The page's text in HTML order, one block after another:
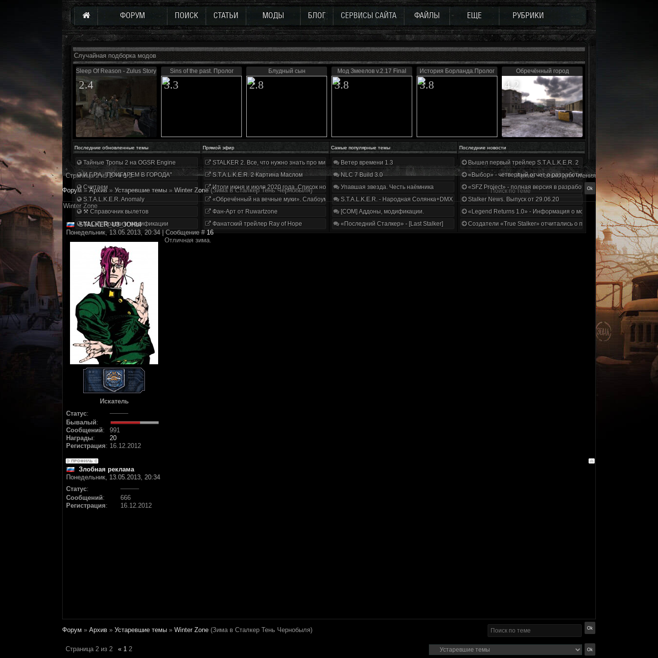
ФОРУМ ПОИСК СТАТЬИ МОДЫ БЛОГ СЕРВИСЫ САЙТА ФАЙЛЫ ЕЩЕ РУБРИКИ
Случайная подборка модов
Sleep Of Reason - Zulus Story 0.5
2.4
Sins of the past. Пролог
3.3
Блудный сын
2.8
Мод Змеелов v.2.17 Final
3.8
История Борланда.Пролог
3.8
Обречённый город
4.2
Последние обновленные темы Прямой эфир Самые популярные темы Последние новости
Тайные Тропы 2 на OGSR Engine
И.Г.Р.А. "ПОИГАРЕМ В ГОРОДА"
Считаем
S.T.A.L.K.E.R. Anomaly
⚒ Справочник вылетов
NLC 7. Правки и модификации
STALKER 2. Все, что нужно знать про мир, геймплей и сюжет | Разбор трейлера
S.T.A.L.K.E.R. 2 Картина Маслом
Итоги июня и июля 2020 года. Список нововведений
«Обречённый на вечные муки». Слабоумие и отвага
Фан-Арт от Ruwartzone
Фанатский трейлер Ray of Hope
Ветер времени 1.3
NLC 7 Build 3.0
Упавшая звезда. Честь наёмника
S.T.A.L.K.E.R. - Народная Солянка+DMX 1.3.5.ООП.МА.К.
[COM] Аддоны, модификации.
«Последний Сталкер» - [Last Stalker]
Вышел первый трейлер S.T.A.L.K.E.R. 2
«Выбор» - четвертый отчет о разработке!
«SFZ Project» - полная версия в разработке!
Stalker News. Выпуск от 29.06.20
«Legend Returns 1.0» - Информация о моде за июнь 2020
Создатели «True Stalker» отчитались о проделанной работе
Страница2из2 « 1 2
Архив - только для чтения
Форум » Архив » Устаревшие темы » Winter Zone (Зима в Сталкер Тень Чернобыля)
Winter Zone
STALKER_U3_3OHbI
Понедельник, 13.05.2013, 20:34 | Сообщение #16
Искатель
Статус:
Бывалый:
Сообщений:
991
Награды:
20
Регистрация: 16.12.2012
Отличная зима.
Злобная реклама
Понедельник, 13.05.2013, 20:34
Статус:
Сообщений:
666
Регистрация: 16.12.2012
Форум » Архив » Устаревшие темы » Winter Zone (Зима в Сталкер Тень Чернобыля)
Страница 2 из 2 « 1 2